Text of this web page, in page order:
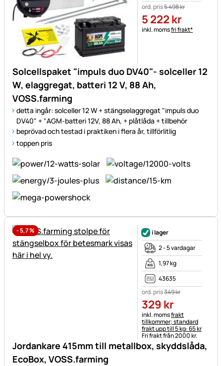
Solcellspaket "impuls duo DV40"- solceller 12
W, elaggregat, batteri 12 V, 88 Ah,
VOSS.farming
detta ingår: solceller 12 W + stängselaggregat "impuls duo
DV40" + "AGM-batteri 12V, 88 Ah, + plåtlåda + tillbehör
beprövad och testad i praktiken i flera år, tillförlitlig
toppen pris
ord. pris5 498kr
5 222 kr
Skatteinformation:
inkl. momsfri frakt*
-5,7%
Jordankare 415mm till metallbox, skyddslåda,
EcoBox, VOSS.farming
i lager
2 - 5 vardagar
1,97 kg
43635
ord. pris349kr
329 kr
Skatteinformation:
inkl. momsfrakt
tillkommer; standard
frakt upp till 5 kg: 65 kr
Fri frakt från 2000 kr.